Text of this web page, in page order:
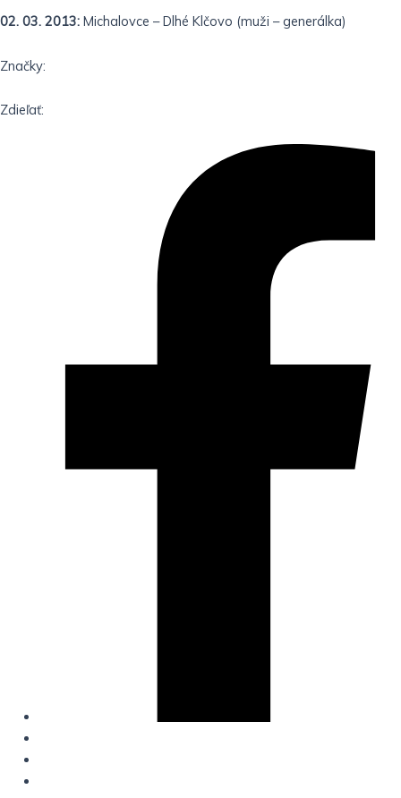
02. 03. 2013: Michalovce – Dlhé Klčovo (muži – generálka)
Značky:
Zdieľať: